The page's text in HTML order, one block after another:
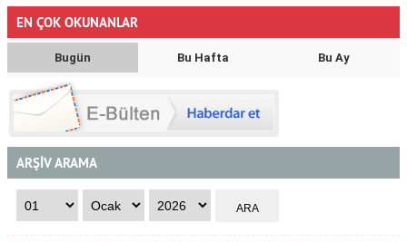
EN ÇOK OKUNANLAR
Bugün Bu Hafta Bu Ay
ARŞİV ARAMA